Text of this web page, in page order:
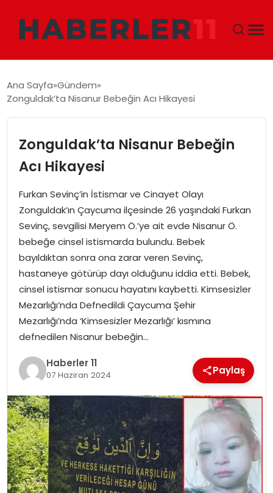
DÜNYA
EKONOMI
SIYASET
EĞITIM
MAGAZIN
Ana Sayfa Gündem
Zonguldak’ta Nisanur Bebeğin Acı Hikayesi
Zonguldak’ta Nisanur Bebeğin
Acı Hikayesi
Furkan Sevinç’in İstismar ve Cinayet Olayı
Zonguldak’ın Çaycuma ilçesinde 26 yaşındaki Furkan
Sevinç, sevgilisi Meryem Ö.’ye ait evde Nisanur Ö.
bebeğe cinsel istismarda bulundu. Bebek
bayıldıktan sonra ona zarar veren Sevinç,
hastaneye götürüp dayı olduğunu iddia etti. Bebek,
cinsel istismar sonucu hayatını kaybetti. Kimsesizler
Mezarlığı’nda Defnedildi Çaycuma Şehir
Mezarlığı’nda ‘Kimsesizler Mezarlığı’ kısmına
defnedilen Nisanur bebeğin…
Haberler 11
07 Haziran 2024 Paylaş